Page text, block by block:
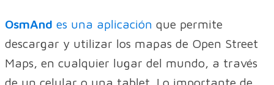
OsmAnd es una aplicación que permite
descargar y utilizar los mapas de Open Street
Maps, en cualquier lugar del mundo, a través